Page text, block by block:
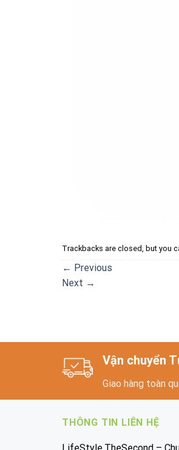
Trackbacks are closed, but you
← Previous
Next →
Vận chuyển
Giao hàng toàn
THÔNG TIN LIÊN HỆ